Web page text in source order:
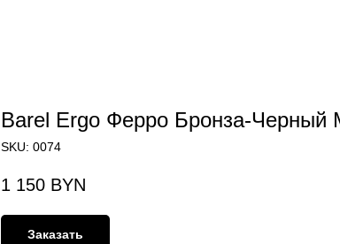
Barel Ergo Ферро Бронза-Черный
SKU: 0074
1 150 BYN
Заказать